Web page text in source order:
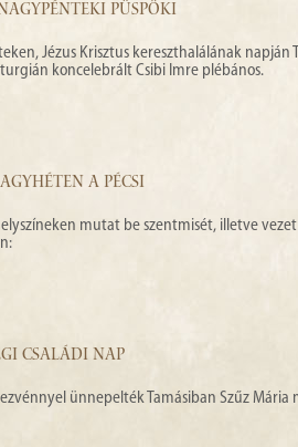
PÜSPÖKI
Jézus Krisztus kereszthalálának napján
koncelebrált Csibi Imre plébános.
A PÉCSI
mutat be szentmisét, illetve
CSALÁDI NAP
ünnepelték Tamásiban Szűz